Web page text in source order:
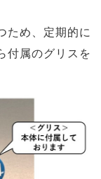
ため、定期的に
付属のグリスを